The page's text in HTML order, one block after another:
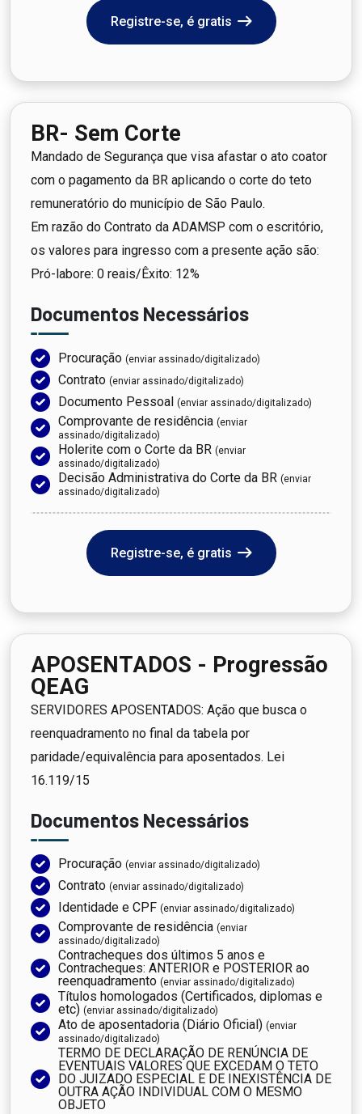
Registre-se, é gratis
BR- Sem Corte
Mandado de Segurança que visa afastar o ato coator
com o pagamento da BR aplicando o corte do teto
remuneratório do município de São Paulo.
Em razão do Contrato da ADAMSP com o escritório,
os valores para ingresso com a presente ação são:
Pró-labore: 0 reais/Êxito: 12%
Documentos Necessários
Procuração (enviar assinado/digitalizado)
Contrato (enviar assinado/digitalizado)
Documento Pessoal (enviar assinado/digitalizado)
Comprovante de residência (enviar
assinado/digitalizado)
Holerite com o Corte da BR (enviar
assinado/digitalizado)
Decisão Administrativa do Corte da BR (enviar
assinado/digitalizado)
Registre-se, é gratis
APOSENTADOS - Progressão
QEAG
SERVIDORES APOSENTADOS: Ação que busca o
reenquadramento no final da tabela por
paridade/equivalência para aposentados. Lei
16.119/15
Documentos Necessários
Procuração (enviar assinado/digitalizado)
Contrato (enviar assinado/digitalizado)
Identidade e CPF (enviar assinado/digitalizado)
Comprovante de residência (enviar
assinado/digitalizado)
Contracheques dos últimos 5 anos e
Contracheques: ANTERIOR e POSTERIOR ao
reenquadramento (enviar assinado/digitalizado)
Títulos homologados (Certificados, diplomas e
etc) (enviar assinado/digitalizado)
Ato de aposentadoria (Diário Oficial) (enviar
assinado/digitalizado)
TERMO DE DECLARAÇÃO DE RENÚNCIA DE
EVENTUAIS VALORES QUE EXCEDAM O TETO
DO JUIZADO ESPECIAL E DE INEXISTÊNCIA DE
OUTRA AÇÃO INDIVIDUAL COM O MESMO
OBJETO